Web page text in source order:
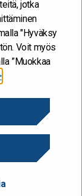
jotka
"Hyväksy
Voit myös
”Muokkaa